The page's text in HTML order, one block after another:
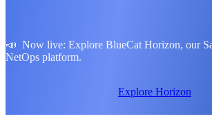
📣 Now live: Explore BlueCat Horizon, our
NetOps platform.
Explore Horizon